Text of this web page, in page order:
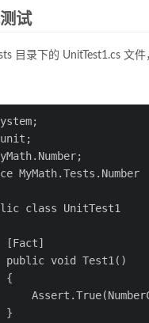
试
目录下的 UnitTest1.cs 文
MyMath.Tests.Number
class UnitTest1
[Fact]
public void Test1()
{
}